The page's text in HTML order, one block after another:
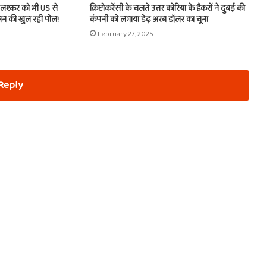
को भी US से
की खुल रही पोल!
क्रिप्टोकरेंसी के चलते उत्तर कोरिया के हैकरों ने दुबई की
कंपनी को लगाया डेढ़ अरब डॉलर का चूना
February 27, 2025